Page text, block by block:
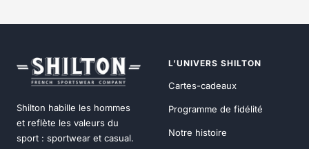
Shilton habille les hommes
et reflète les valeurs du
sport : sportwear et casual.
L’UNIVERS SHILTON
Cartes-cadeaux
Programme de fidélité
Notre histoire